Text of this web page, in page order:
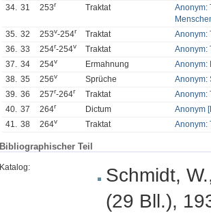
34. 31 253r Traktat
Anonym:
35. 32 253v-254r Traktat
Anonym:
36. 33 254r-254v Traktat
Anonym:
37. 34 254v Ermahnung
Anonym:
38. 35 256v Sprüche
Anonym:
39. 36 257r-264r Traktat
Anonym:
40. 37 264r Dictum
Anonym
41. 38 264v Traktat Anonym:
Bibliographischer Teil
Katalog:
Schmidt,
(29 Bll.),